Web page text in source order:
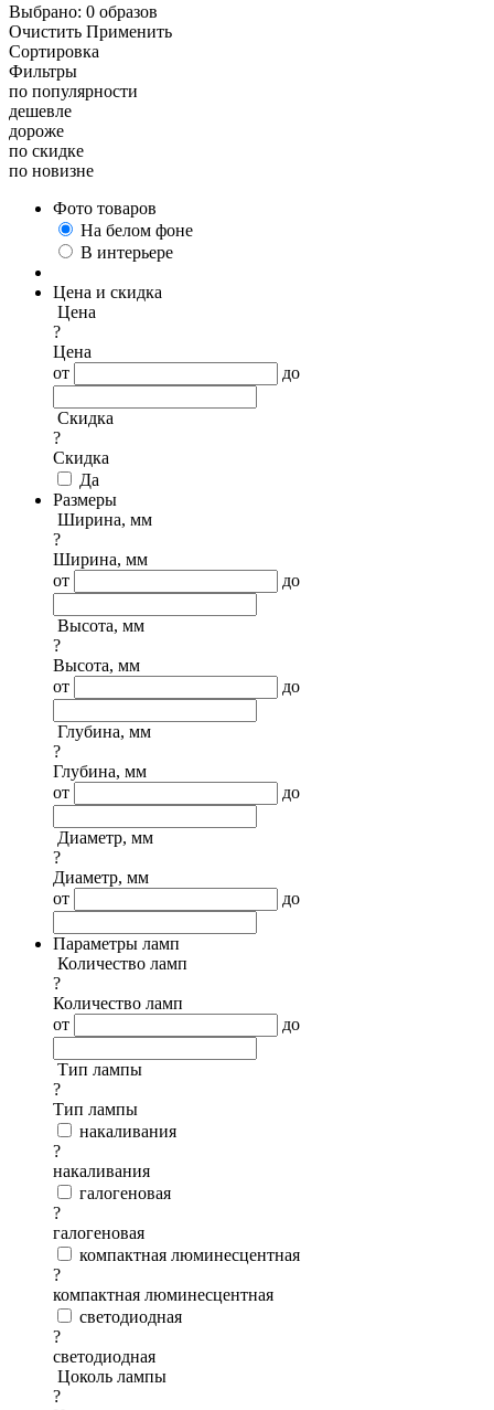
Выбрано: 0 образов
Очистить Применить
Сортировка
Фильтры
по популярности
дешевле
дороже
по скидке
по новизне
Фото товаров
На белом фоне
В интерьере
Цена и скидка
Цена
?
Цена
от
до
Скидка
?
Скидка
Да
Размеры
Ширина, мм
?
Ширина, мм
от
до
Высота, мм
?
Высота, мм
от
до
Глубина, мм
?
Глубина, мм
от
до
Диаметр, мм
?
Диаметр, мм
от
до
Параметры ламп
Количество ламп
?
Количество ламп
от
до
Тип лампы
?
Тип лампы
накаливания
?
накаливания
галогеновая
?
галогеновая
компактная люминесцентная
?
компактная люминесцентная
светодиодная
?
светодиодная
Цоколь лампы
?